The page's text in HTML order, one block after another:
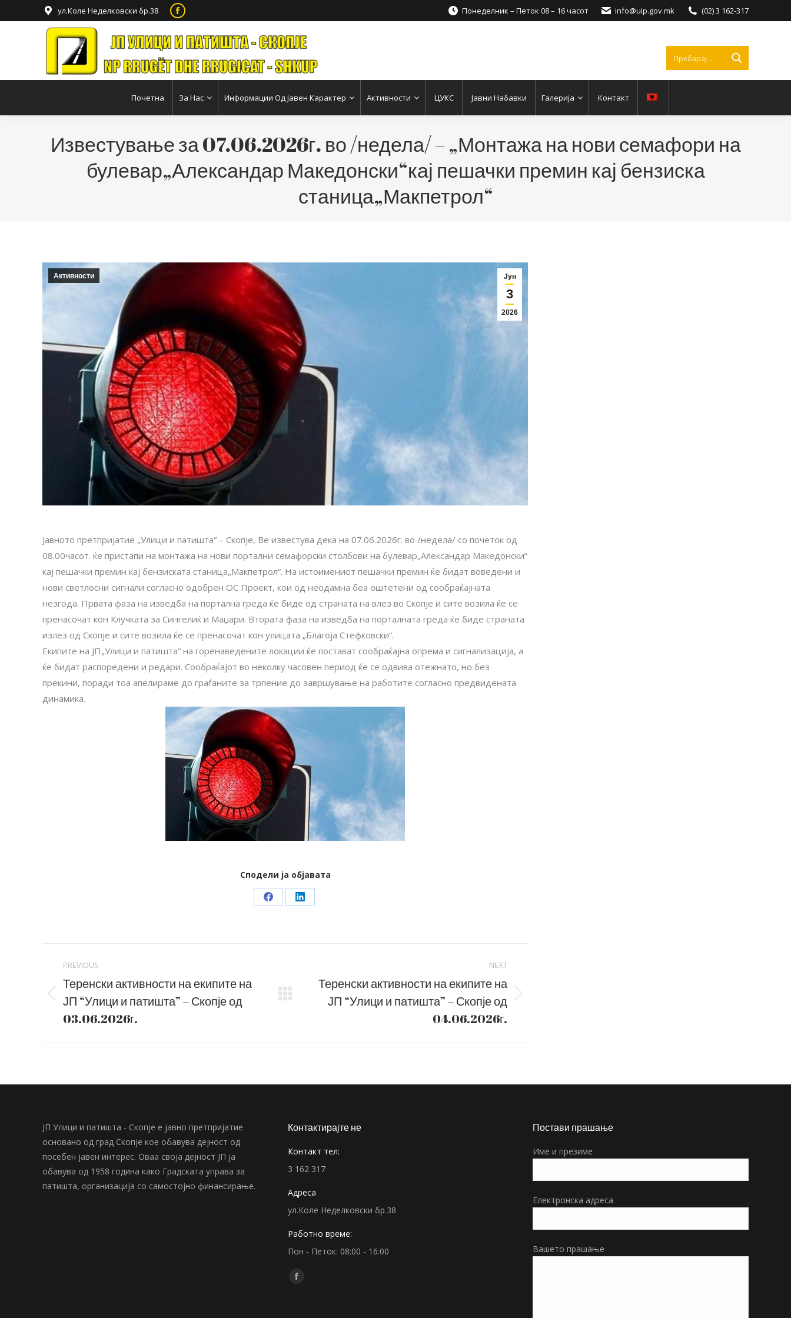
ул.Коле Неделковски бр.38
Facebook
page
opens
in
new
window
Понеделник – Петок 08 – 16 часот info@uip.gov.mk (02) 3 162-317
Почетна За Нас Информации Од Јавен Карактер Активности ЦУКС Јавни Набавки Галерија Контакт
Известување за 07.06.2026г. во /недела/ – „Монтажа на нови семафори на
булевар„Александар Македонски“кај пешачки премин кај бензиска
станица„Макпетрол“
Јун
3
2026
Активности
Јавното претпријатие „Улици и патишта“ – Скопје, Ве известува дека на 07.06.2026г. во /недела/ со почеток од
08.00часот. ќе пристапи на монтажа на нови портални семафорски столбови на булевар„Александар Македонски“
кај пешачки премин кај бензиската станица„Макпетрол“. На истоимениот пешачки премин ќе бидат воведени и
нови светлосни сигнали согласно одобрен ОС Проект, кои од неодамна беа оштетени од сообраќајната
незгода. Првата фаза на изведба на портална греда ќе биде од страната на влез во Скопје и сите возила ќе се
пренасочат кон Клучката за Сингелиќ и Маџари. Втората фаза на изведба на порталната греда ќе биде страната
излез од Скопје и сите возила ќе се пренасочат кон улицата „Благоја Стефковски“.
Екипите на ЈП„Улици и патишта“ на горенаведените локации ќе постават сообраќајна опрема и сигнализација, а
ќе бидат распоредени и редари. Сообраќајот во неколку часовен период ќе се одвива отежнато, но без
прекини, поради тоа апелираме до граѓаните за трпение до завршување на работите согласно предвидената
динамика.
Сподели ја објавата
Share Share
Post
navigation
PREVIOUS
Previous
post:
Теренски активности на екипите на
ЈП “Улици и патишта” – Скопје од
03.06.2026г.
NEXT
Next
Теренски активности на екипите на
ЈП “Улици и патишта” – Скопје од
04.06.2026г.
ЈП Улици и патишта - Скопје е јавно претпријатие
основано од град Скопје кое обавува дејност од
посебен јавен интерес. Оваа своја дејност ЈП ја
обавува од 1958 година како Градската управа за
патишта, организација со самостојно финансирање.
Контактирајте не
Контакт тел:
3 162 317
Адреса
ул.Коле Неделковски бр.38
Работно време:
Пон - Петок: 08:00 - 16:00
Find us on:
Facebook
Постави прашање
Име и презиме
Електронска адреса
Вашето прашање